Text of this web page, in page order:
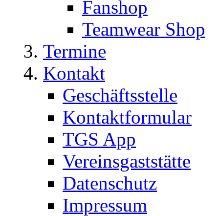
Fanshop
Teamwear Shop
Termine
Kontakt
Geschäftsstelle
Kontaktformular
TGS App
Vereinsgaststätte
Datenschutz
Impressum